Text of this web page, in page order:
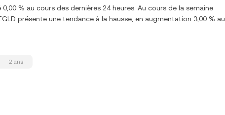
% au cours des dernières 24 heures. Au cours de la semaine
présente une tendance à la hausse, en augmentation 3,00 % au
2 ans